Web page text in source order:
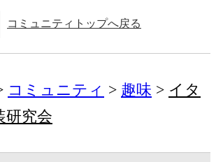
コミュニティトップへ戻る
コミュニティ 趣味
イタ
研究会